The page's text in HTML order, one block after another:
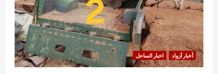
أخبار أزواد اخبار الساحل